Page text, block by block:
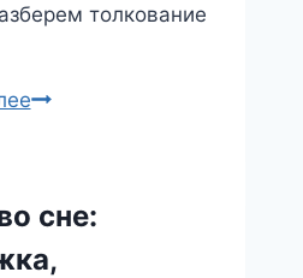
толкование
Желание
скрывает
этот
сне: